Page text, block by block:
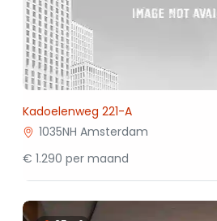
Kadoelenweg 221-A
1035NH Amsterdam
€ 1.290 per maand